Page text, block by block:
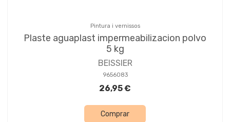
Pintura i vernissos
Plaste aguaplast impermeabilizacion polvo
5 kg
BEISSIER
9656083
26,95 €
Comprar